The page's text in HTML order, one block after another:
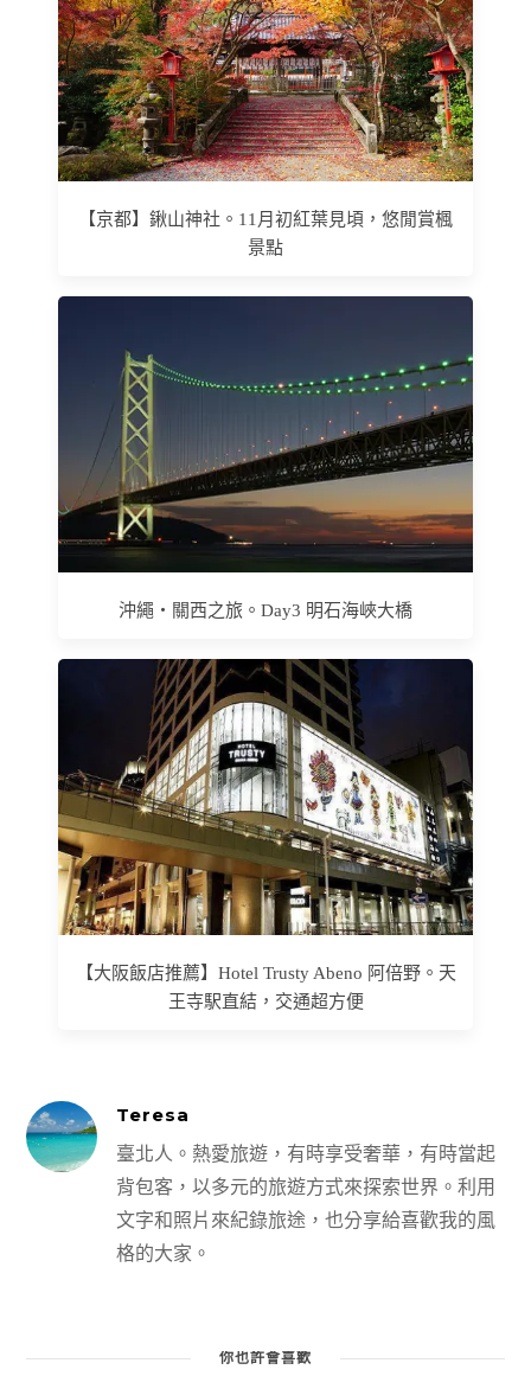
【京都】鍬山神社。11月初紅葉見頃，悠閒賞楓
景點
沖繩‧關西之旅。Day3 明石海峽大橋
【大阪飯店推薦】Hotel Trusty Abeno 阿倍野。天
王寺駅直結，交通超方便
Teresa
臺北人。熱愛旅遊，有時享受奢華，有時當起
背包客，以多元的旅遊方式來探索世界。利用
文字和照片來紀錄旅途，也分享給喜歡我的風
格的大家。
你也許會喜歡